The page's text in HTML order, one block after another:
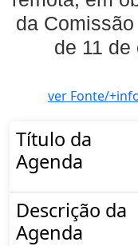
da
de 11 de
ver Fonte/
Título da
Agenda
Descrição da
Agenda